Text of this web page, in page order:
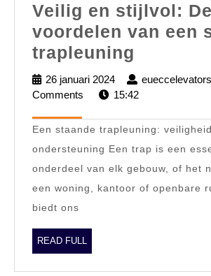
Veilig en stijlvol: De
voordelen van een
trapleuning
en
stijlvol:
De
van
een
staande
26 januari 2024
26
januari
Comments
15:42
Een staande trapleuning:
ondersteuning Een trap is een
onderdeel van elk gebouw, of het
een woning, kantoor of openbare
biedt ons
READ FULL
FULL